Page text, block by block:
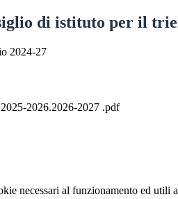
di istituto per il
2024-27
2026.2026-2027 .pdf
necessari al funzionamento ed utili